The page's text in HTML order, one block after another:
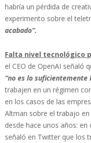
habría un pérdida de
experimento sobre el
acabado”.
Falta nivel tecnológico
el CEO de OpenAI señaló
“no es lo suficientemente
trabajen en un régimen
en los casos de las
Altman sobre el trabajo
desde hace unos años:
señaló en Twitter que los